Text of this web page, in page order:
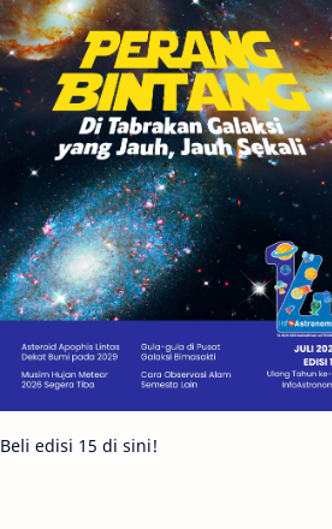
Matahari Featured
Mars Planet Katai
GMT 2016 History
Hoax Bima Sakti
Meteor Gerhana
Komet ISON Jupiter
Planet Kerdil Bumi
Pengetahuan Berita
Beli edisi 15 di sini!